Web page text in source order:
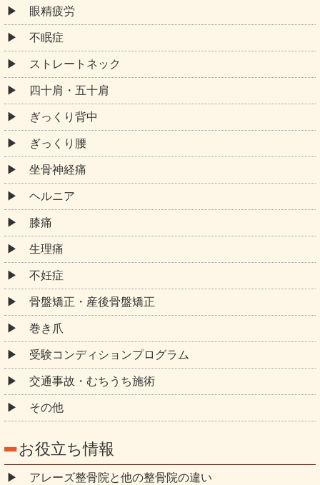
ぎっくり腰
坐骨神経痛
ヘルニア
膝痛
生理痛
不妊症
骨盤矯正・産後骨盤矯正
巻き爪
受験コンディションプログラム
交通事故・むちうち施術
その他
お役立ち情報
アレーズ整骨院と他の整骨院の違い
アレーズ整骨院はどんなところ？
整体とマッサージの違いは？
交通事故に遭ってしまった時の整骨院への通い方
痛みと不調の原因について
東洋医学の基礎知識